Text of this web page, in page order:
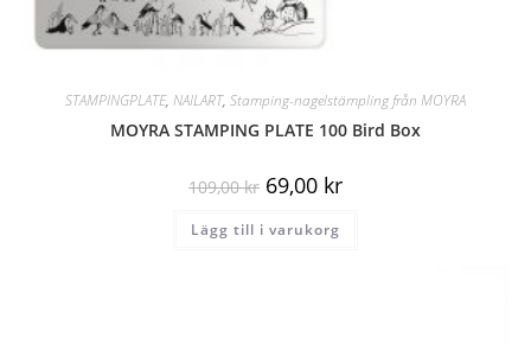
STAMPINGPLATE, NAILART, Stamping-nagelstämpling från MOYRA
MOYRA STAMPING PLATE 100 Bird Box
109,00kr 69,00 kr
Lägg till i varukorg